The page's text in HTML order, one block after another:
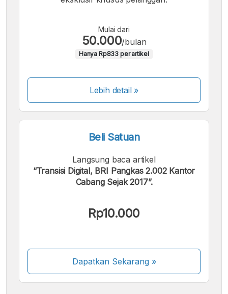
Mulai dari
50.000/bulan
Hanya Rp833 per artikel
Lebih detail »
Beli Satuan
Langsung baca artikel
“Transisi Digital, BRI Pangkas 2.002 Kantor
Cabang Sejak 2017”.
Rp10.000
Dapatkan Sekarang»
Kami menerima pembayaran berikut:
Beberapa metode pembayaran masih dalam
proses aktivasi.